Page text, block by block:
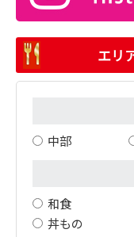
エリ
中部
和食
丼もの